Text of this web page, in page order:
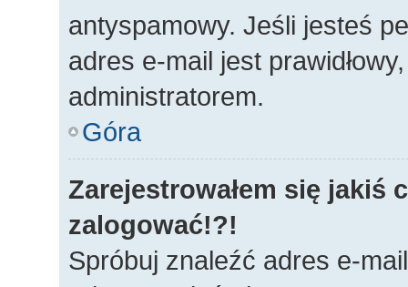
antyspamowy. Jeśli jesteś
adres e-mail jest
administratorem.
Góra
Zarejestrowałem się jakiś
zalogować!?!
Spróbuj znaleźć adres e-